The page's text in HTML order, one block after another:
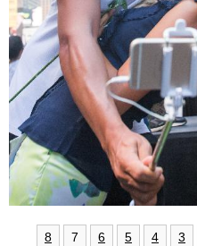
3
4
5
6
7
8